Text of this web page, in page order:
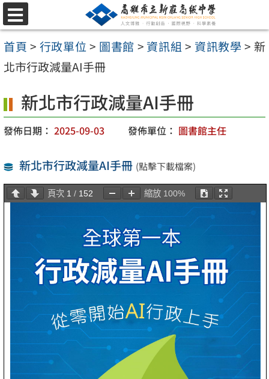
跳
至
主
要
容
區
選
單
首頁 > 行政單位 > 圖書館 > 資訊組 > 資訊教學 > 新
北市行政減量AI手冊
新北市行政減量AI手冊
發佈日期： 2025-09-03 發佈單位： 圖書館主任
新北市行政減量AI手冊 (點擊下載檔案)
頁次 1 / 152 縮放 100%